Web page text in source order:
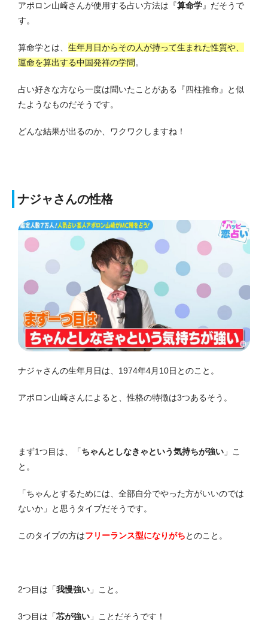
アポロン山崎さんが使用する占い方法は『算命学』だそうで
す。
算命学とは、 生年月日からその人が持って生まれた性質や、
運命を算出する中国発祥の学問。
占い好きな方なら一度は聞いたことがある『四柱推命』と似
たようなものだそうです。
どんな結果が出るのか、ワクワクしますね！
ナジャさんの性格
ナジャさんの生年月日は、1974年4月10日とのこと。
アポロン山崎さんによると、性格の特徴は3つあるそう。
まず1つ目は、「ちゃんとしなきゃという気持ちが強い 」こ
と。
「ちゃんとするためには、全部自分でやった方がいいのでは
ないか」と思うタイプだそうです。
このタイプの方はフリーランス型になりがちとのこと。
2つ目は「我慢強い 」こと。
3つ目は「芯が強い 」ことだそうです！